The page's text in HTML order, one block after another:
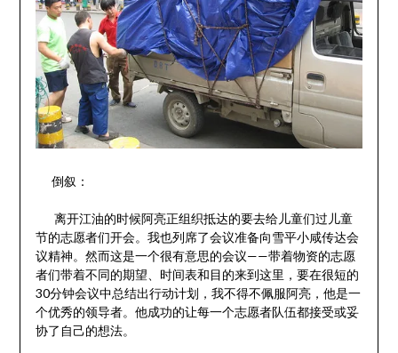
倒叙：
离开江油的时候阿亮正组织抵达的要去给儿童们过儿童
节的志愿者们开会。我也列席了会议准备向雪平小咸传达会
议精神。然而这是一个很有意思的会议——带着物资的志愿
者们带着不同的期望、时间表和目的来到这里，要在很短的
30分钟会议中总结出行动计划，我不得不佩服阿亮，他是一
个优秀的领导者。他成功的让每一个志愿者队伍都接受或妥
协了自己的想法。